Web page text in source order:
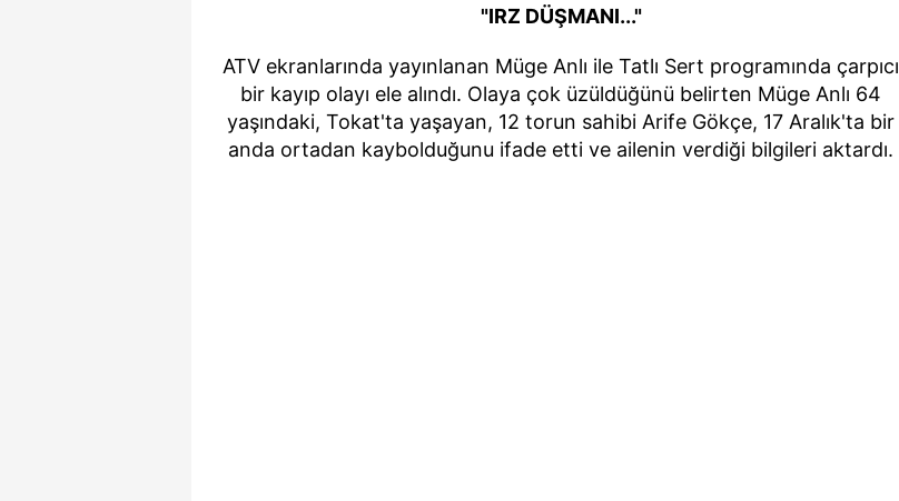
"IRZ DÜŞMANI..."
ATV ekranlarında yayınlanan Müge Anlı ile Tatlı Sert programında çarpıcı
bir kayıp olayı ele alındı. Olaya çok üzüldüğünü belirten Müge Anlı 64
yaşındaki, Tokat'ta yaşayan, 12 torun sahibi Arife Gökçe, 17 Aralık'ta bir
anda ortadan kaybolduğunu ifade etti ve ailenin verdiği bilgileri aktardı.